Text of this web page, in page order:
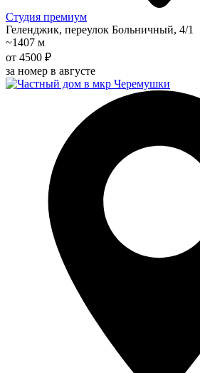
Студия премиум
Геленджик, переулок Больничный, 4/1
~1407 м
от 4500 ₽
за номер в августе